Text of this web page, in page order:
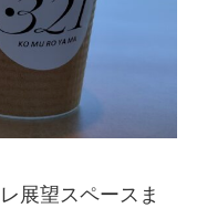
展望スペースま